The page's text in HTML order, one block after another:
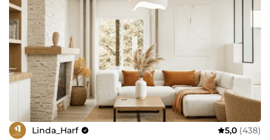
Linda_Harf 5,0 (438)